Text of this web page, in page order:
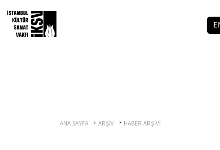
ANA SAYFA ARŞİV HABER ARŞİVİ